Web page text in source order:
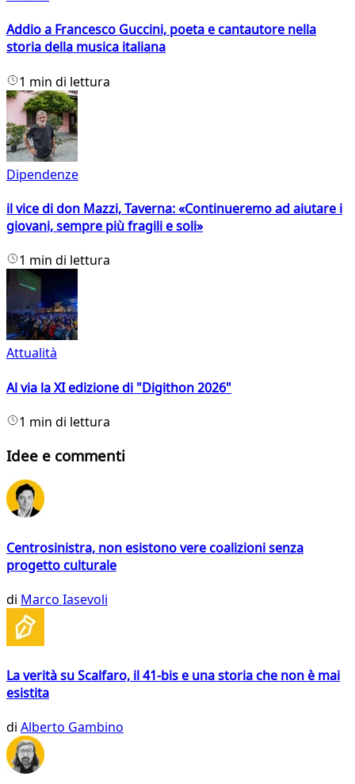
Addio a Francesco Guccini, poeta e cantautore nella
storia della musica italiana
1 min di lettura
Dipendenze
il vice di don Mazzi, Taverna: «Continueremo ad aiutare i
giovani, sempre più fragili e soli»
1 min di lettura
Attualità
Al via la XI edizione di "Digithon 2026"
1 min di lettura
Idee e commenti
Centrosinistra, non esistono vere coalizioni senza
progetto culturale
di Marco Iasevoli
La verità su Scalfaro, il 41-bis e una storia che non è mai
esistita
di Alberto Gambino